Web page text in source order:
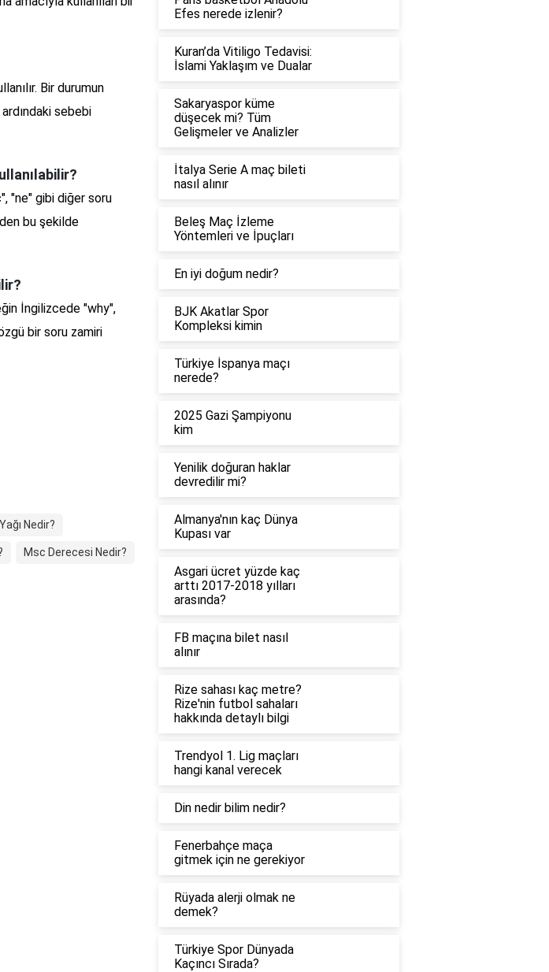
Bir durumun
sebebi
"ne" gibi diğer soru
bu şekilde
İngilizcede "why",
bir soru zamiri
Nedir?
Msc Derecesi Nedir?
Efes nerede izlenir?
Kuran’da Vitiligo Tedavisi:
İslami Yaklaşım ve Dualar
Sakaryaspor küme
düşecek mi? Tüm
Gelişmeler ve Analizler
İtalya Serie A maç bileti
nasıl alınır
Beleş Maç İzleme
Yöntemleri ve İpuçları
En iyi doğum nedir?
BJK Akatlar Spor
Kompleksi kimin
Türkiye İspanya maçı
nerede?
2025 Gazi Şampiyonu
kim
Yenilik doğuran haklar
devredilir mi?
Almanya'nın kaç Dünya
Kupası var
Asgari ücret yüzde kaç
arttı 2017-2018 yılları
arasında?
FB maçına bilet nasıl
alınır
Rize sahası kaç metre?
Rize'nin futbol sahaları
hakkında detaylı bilgi
Trendyol 1. Lig maçları
hangi kanal verecek
Din nedir bilim nedir?
Fenerbahçe maça
gitmek için ne gerekiyor
Rüyada alerji olmak ne
demek?
Türkiye Spor Dünyada
Kaçıncı Sırada?